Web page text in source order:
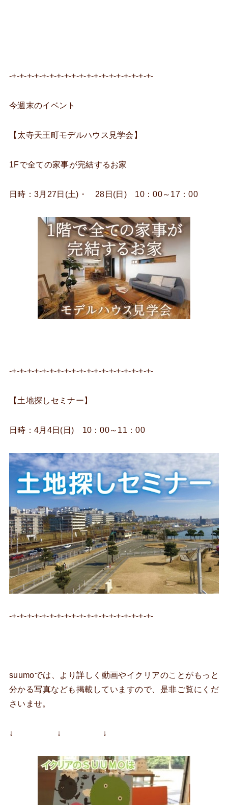
-+-+-+-+-+-+-+-+-+-+-+-+-+-+-+-+-+-+-+-
今週末のイベント
【太寺天王町モデルハウス見学会】
1Fで全ての家事が完結するお家
日時：3月27日(土)・ 28日(日) 10：00～17：00
-+-+-+-+-+-+-+-+-+-+-+-+-+-+-+-+-+-+-+-
【土地探しセミナー】
日時：4月4日(日) 10：00～11：00
-+-+-+-+-+-+-+-+-+-+-+-+-+-+-+-+-+-+-+-
suumoでは、より詳しく動画やイクリアのことがもっと
分かる写真なども掲載していますので、是非ご覧にくだ
さいませ。
↓ ↓ ↓